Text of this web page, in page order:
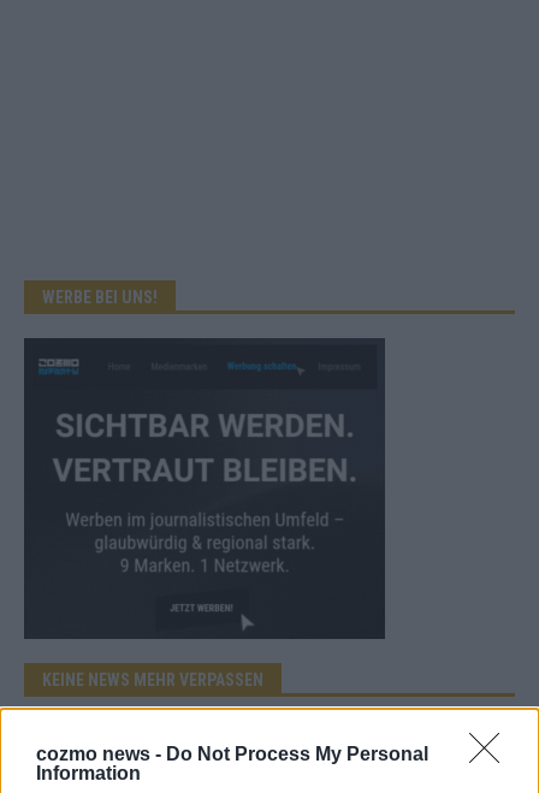
cozmo news - Do Not Process My Personal
Information
WERBE BEI UNS!
KEINE NEWS MEHR VERPASSEN